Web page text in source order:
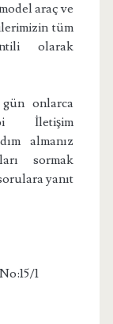
araç ve
tüm
olarak
onlarca
İletişim
almanız
sormak
yanıt
1